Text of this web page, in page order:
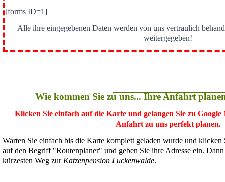
[forms ID=1]
Alle ihre eingegebenen Daten werden von uns vertraulich
weitergegeben!
Wie kommen Sie zu uns... Ihre Anfahrt
Klicken Sie einfach auf die Karte und gelangen Sie zu
Anfahrt zu uns perfekt planen.
Warten Sie einfach bis die Karte komplett geladen wurde und
auf den Begriff "Routenplaner" und geben Sie ihre Adresse ein.
kürzesten Weg zur Katzenpension Luckenwalde.